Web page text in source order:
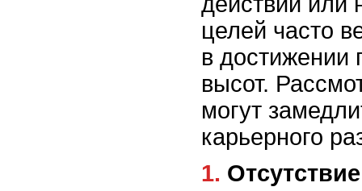
целей часто
в достижении
высот.
могут
карьерного
1.